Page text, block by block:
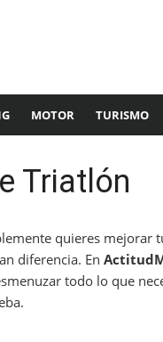
MOTOR TURISMO
Triatlón
quieres mejorar
diferencia. En
todo lo que